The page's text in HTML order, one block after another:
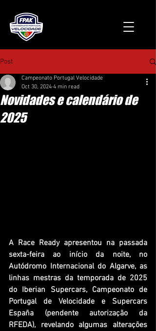
Post
Novidades e calendário de
2025
Campeonato Portugal Velocidade
Oct 30, 2024 4 min read
A Race Ready apresentou na passada
sexta-feira ao início da noite, no
Autódromo Internacional do Algarve, as
linhas mestras da temporada de 2025
do Iberian Supercars, Campeonato de
Portugal de Velocidade e Supercars
España (pendente autorização da
RFEDA), revelando algumas alterações